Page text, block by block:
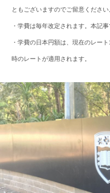
ともございますのでご留意ください
・学費は毎年改定されます。本記
・学費の日本円額は、現在のレー
時のレートが適用されます。